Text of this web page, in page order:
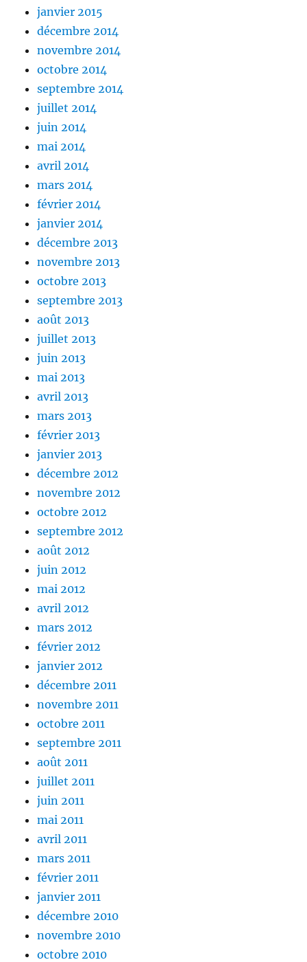
janvier 2015
décembre 2014
novembre 2014
octobre 2014
septembre 2014
juillet 2014
juin 2014
mai 2014
avril 2014
mars 2014
février 2014
janvier 2014
décembre 2013
novembre 2013
octobre 2013
septembre 2013
août 2013
juillet 2013
juin 2013
mai 2013
avril 2013
mars 2013
février 2013
janvier 2013
décembre 2012
novembre 2012
octobre 2012
septembre 2012
août 2012
juin 2012
mai 2012
avril 2012
mars 2012
février 2012
janvier 2012
décembre 2011
novembre 2011
octobre 2011
septembre 2011
août 2011
juillet 2011
juin 2011
mai 2011
avril 2011
mars 2011
février 2011
janvier 2011
décembre 2010
novembre 2010
octobre 2010